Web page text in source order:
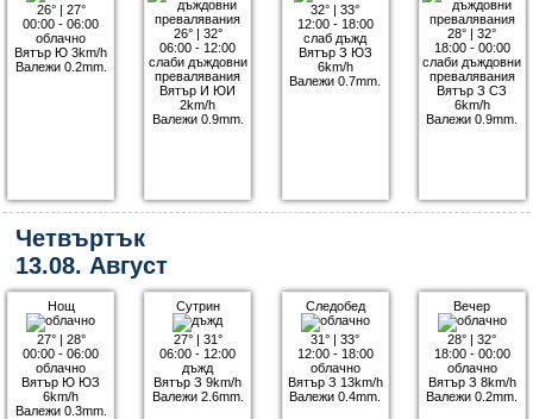
26°| 27°
00:00 - 06:00
облачно
Вятър Ю 3km/h
Валежи 0.2mm.
26°| 32°
06:00 - 12:00
слаби дъждовни
превалявания
Вятър И ЮИ
2km/h
Валежи 0.9mm.
32° |33°
12:00 - 18:00
слаб дъжд
Вятър З ЮЗ
6km/h
Валежи 0.7mm.
28° |32°
18:00 - 00:00
слаби дъждовни
превалявания
Вятър З СЗ
6km/h
Валежи 0.9mm.
Четвъртък
13.08. Август
Нощ
27°| 28°
00:00 - 06:00
облачно
Вятър Ю ЮЗ
6km/h
Валежи 0.3mm.
Сутрин
27°| 31°
06:00 - 12:00
дъжд
Вятър З 9km/h
Валежи 2.6mm.
Следобед
31° |33°
12:00 - 18:00
облачно
Вятър З 13km/h
Валежи 0.4mm.
Вечер
28° |32°
18:00 - 00:00
облачно
Вятър З 8km/h
Валежи 0.2mm.